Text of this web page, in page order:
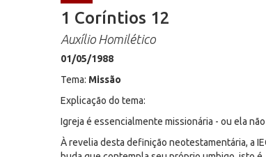
1 Coríntios 12
Auxílio Homilético
01/05/1988
Tema: Missão
Explicação do tema:
Igreja é essencialmente missionária - ou ela não
À revelia desta definição neotestamentária, a